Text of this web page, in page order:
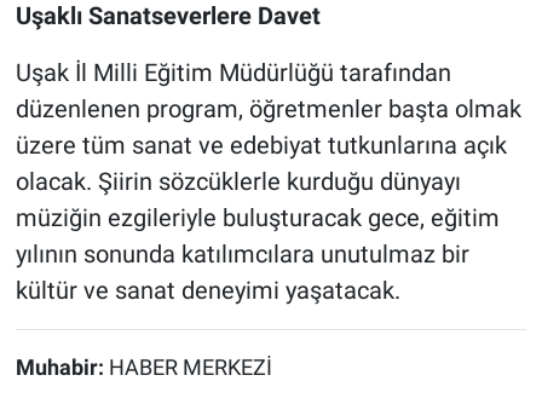
Uşaklı Sanatseverlere Davet
Uşak İl Milli Eğitim Müdürlüğü tarafından
düzenlenen program, öğretmenler başta olmak
üzere tüm sanat ve edebiyat tutkunlarına açık
olacak. Şiirin sözcüklerle kurduğu dünyayı
müziğin ezgileriyle buluşturacak gece, eğitim
yılının sonunda katılımcılara unutulmaz bir
kültür ve sanat deneyimi yaşatacak.
Muhabir: HABER MERKEZİ